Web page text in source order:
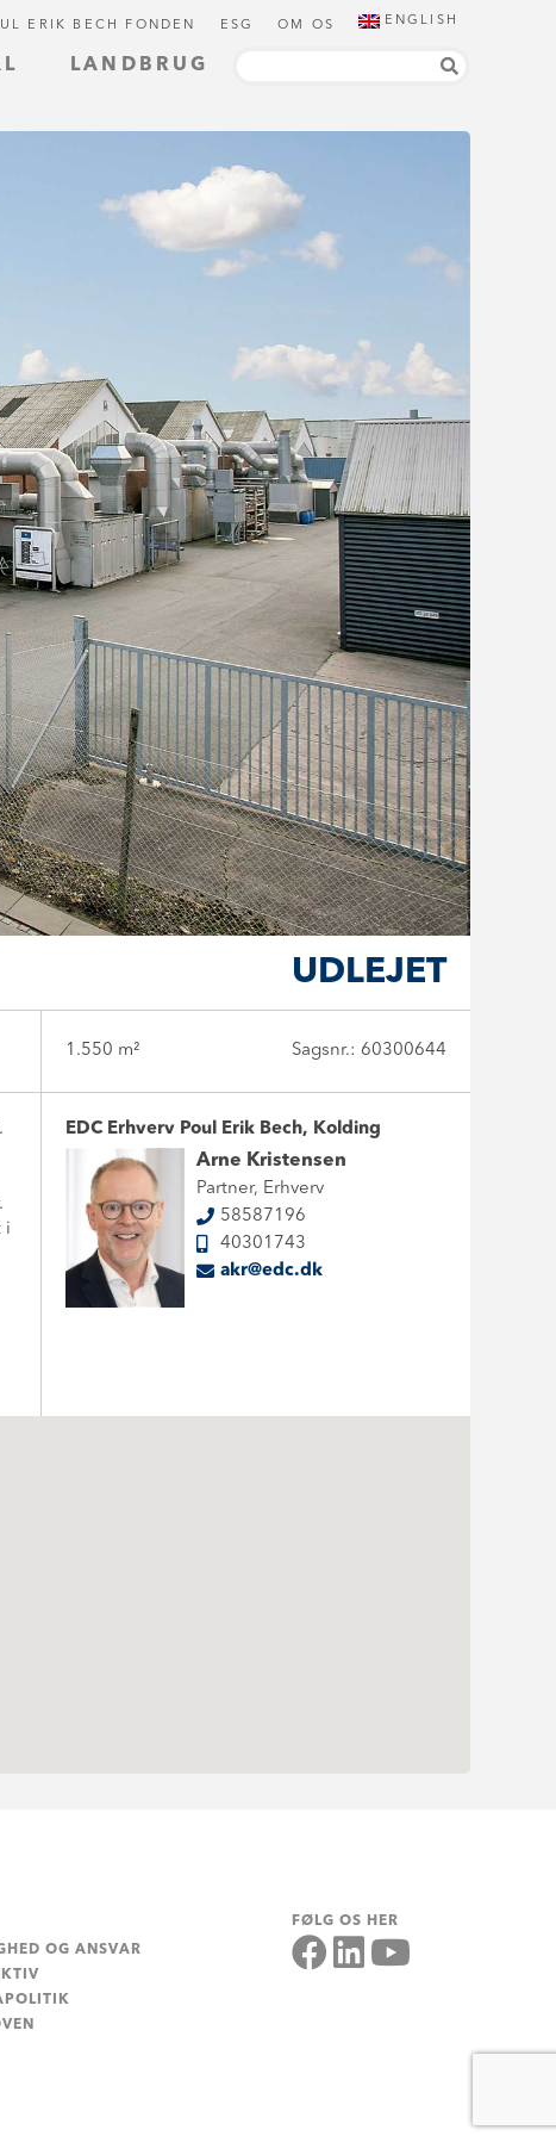
LANDBRUG
ERIK BECH FONDEN ESG OM OS ENGLISH
UDLEJET
1.550 m² Sagsnr.: 60300644
i
EDC Erhverv Poul Erik Bech, Kolding
Arne Kristensen
Partner, Erhverv
58587196
40301743
akr@edc.dk
OG ANSVAR
FØLG OS HER